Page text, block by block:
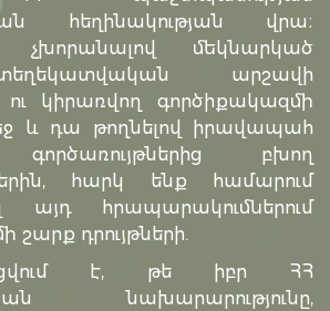
հեղինակության վրա։
չխորանալով մեկնարկած
արշավի
կիրառվող գործիքակազմի
և դա թողնելով իրավապահ
գործառույթներից բխող
հարկ ենք համարում
այդ հրապարակումներում
շարք դրույթների.
է, թե իբր ՀՀ
նախարարությունը,